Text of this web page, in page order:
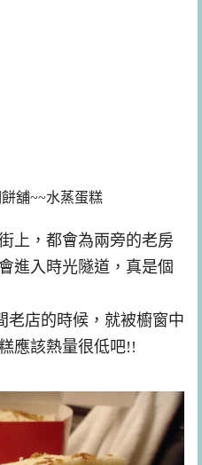
舖~~水蒸蛋糕
上，都會為兩旁的老房
進入時光隧道，真是個
老店的時候，就被櫥窗中
應該熱量很低吧!!